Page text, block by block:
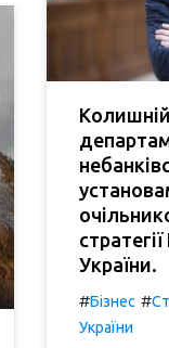
України.
#Бізнес #
України